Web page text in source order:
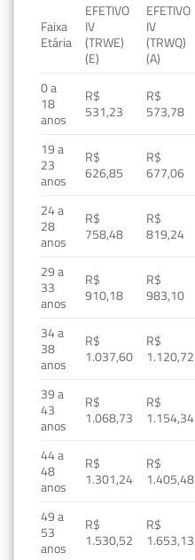
Faixa
Etária
EFETIVO
IV
(TRWE)
(E)
EFETIVO
IV
(TRWQ)
(A)
0 a
18
anos
R$
531,23
R$
573,78
19 a
23
anos
R$
626,85
R$
677,06
24 a
28
anos
R$
758,48
R$
819,24
29 a
33
anos
R$
910,18
R$
983,10
34 a
38
anos
R$
1.037,60
R$
1.120,72
39 a
43
anos
R$
1.068,73
R$
1.154,34
44 a
48
anos
R$
1.301,24
R$
1.405,48
49 a
53
anos
R$
1.530,52
R$
1.653,13